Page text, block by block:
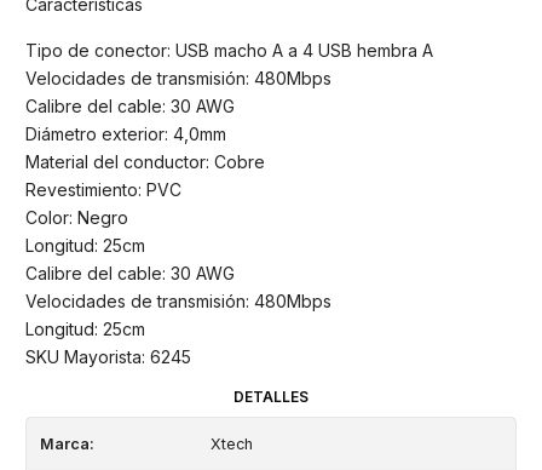
Tipo de conector: USB macho A a 4 USB hembra A
Velocidades de transmisión: 480Mbps
Calibre del cable: 30 AWG
Diámetro exterior: 4,0mm
Material del conductor: Cobre
Revestimiento: PVC
Color: Negro
Longitud: 25cm
Calibre del cable: 30 AWG
Velocidades de transmisión: 480Mbps
Longitud: 25cm
SKU Mayorista: 6245
DETALLES
Marca: Xtech